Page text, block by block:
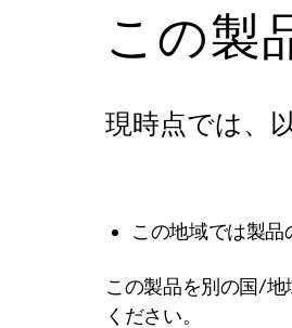
この製
現時点では、
この地域では製品
この製品を別の国/
ください。